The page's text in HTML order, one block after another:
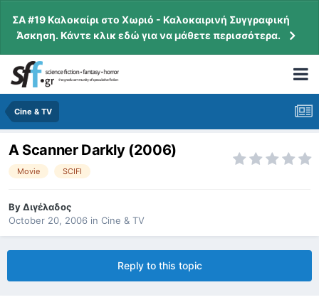
ΣΑ #19 Καλοκαίρι στο Χωριό - Καλοκαιρινή Συγγραφική
Άσκηση. Κάντε κλικ εδώ για να μάθετε περισσότερα.
Cine & TV
A Scanner Darkly (2006)
Movie SCIFI
ByΔιγέλαδος
October 20, 2006 in Cine & TV
Reply to this topic